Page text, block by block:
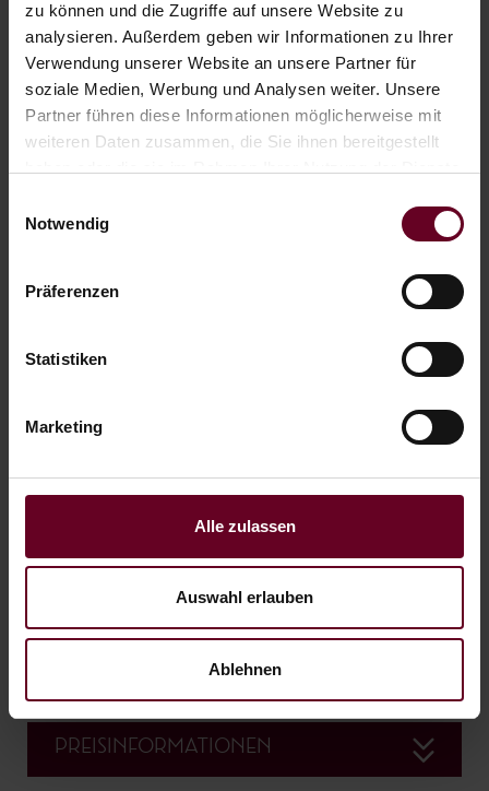
zu können und die Zugriffe auf unsere Website zu
analysieren. Außerdem geben wir Informationen zu Ihrer
Verwendung unserer Website an unsere Partner für
soziale Medien, Werbung und Analysen weiter. Unsere
Partner führen diese Informationen möglicherweise mit
weiteren Daten zusammen, die Sie ihnen bereitgestellt
Notwendig
Präferenzen
Statistiken
Marketing
Alle zulassen
Auswahl erlauben
Ablehnen
Blick auf den Heiterwanger See
Balkon
Haartrockner
Telefon
PREISINFORMATIONEN